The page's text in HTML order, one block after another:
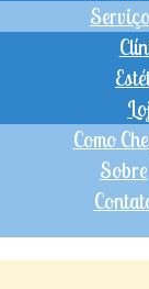
Como
Sobre